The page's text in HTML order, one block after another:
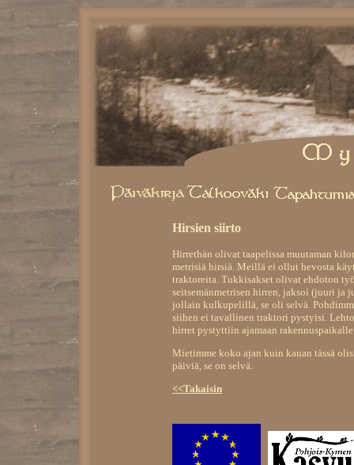
Hirsien siirto
Hirrethän olivat taapelissa muutaman
metrisiä hirsiä. Meillä ei ollut hevosta
traktoreita. Tukkisakset olivat ehdoton
seitsemänmetrisen hirren, jaksoi (juuri ja
jollain kulkupelillä, se oli selvä.
siihen ei tavallinen traktori pystyisi.
hirret pystyttiin ajamaan rakennuspaikalle
Mietimme koko ajan kuin kauan tässä
päiviä, se on selvä.
<<Takaisin